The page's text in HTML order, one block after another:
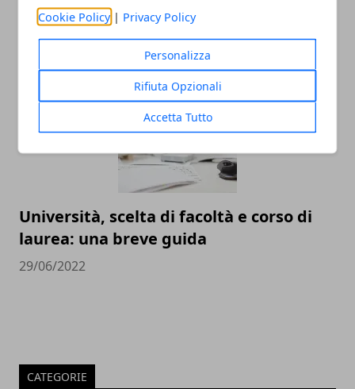
Cookie Policy | Privacy Policy
Personalizza
Rifiuta Opzionali
Accetta Tutto
proprietà sorprendenti
04/07/2022
Università, scelta di facoltà e corso di
laurea: una breve guida
29/06/2022
CATEGORIE